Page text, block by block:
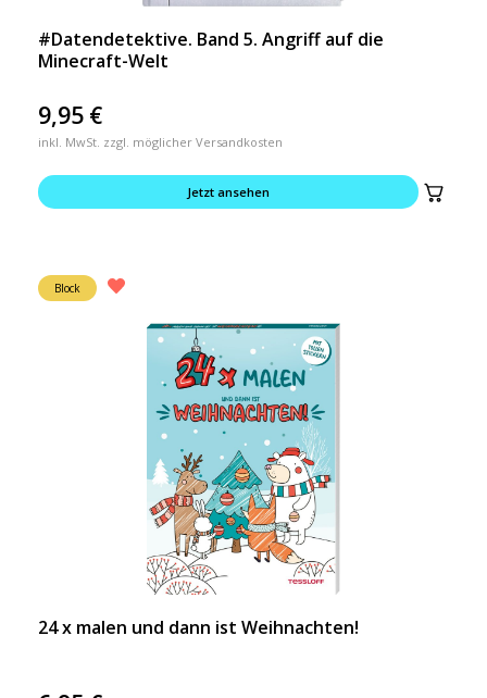
#Datendetektive. Band 5. Angriff auf die
Minecraft-Welt
9,95 €
inkl. MwSt. zzgl. möglicher Versandkosten
Jetzt ansehen
Block
24 x malen und dann ist Weihnachten!